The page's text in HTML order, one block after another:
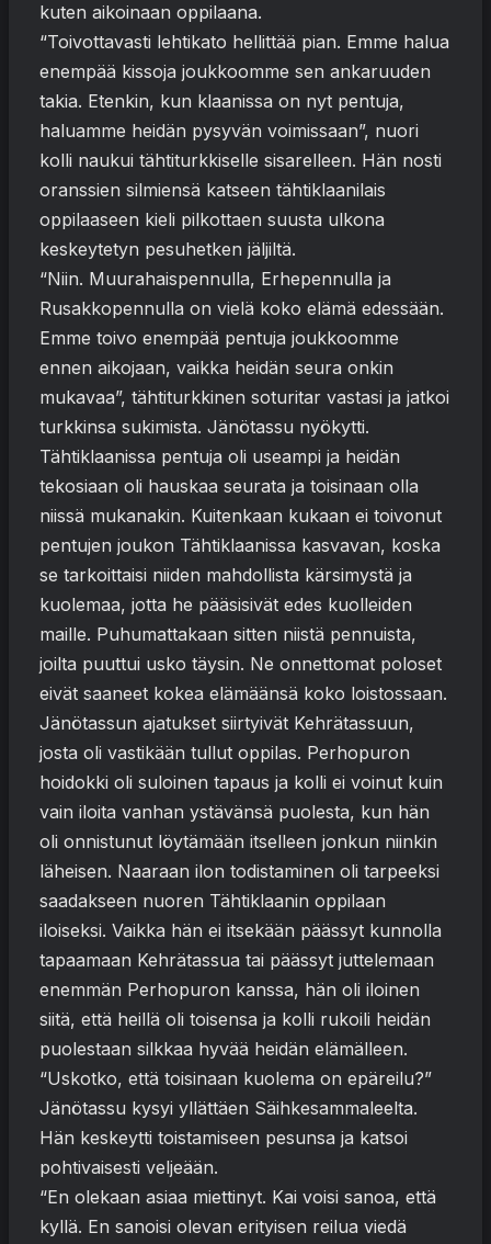
kuten aikoinaan oppilaana.
“Toivottavasti lehtikato hellittää pian. Emme halua
enempää kissoja joukkoomme sen ankaruuden
takia. Etenkin, kun klaanissa on nyt pentuja,
haluamme heidän pysyvän voimissaan”, nuori
kolli naukui tähtiturkkiselle sisarelleen. Hän nosti
oranssien silmiensä katseen tähtiklaanilais
oppilaaseen kieli pilkottaen suusta ulkona
keskeytetyn pesuhetken jäljiltä.
“Niin. Muurahaispennulla, Erhepennulla ja
Rusakkopennulla on vielä koko elämä edessään.
Emme toivo enempää pentuja joukkoomme
ennen aikojaan, vaikka heidän seura onkin
mukavaa”, tähtiturkkinen soturitar vastasi ja jatkoi
turkkinsa sukimista. Jänötassu nyökytti.
Tähtiklaanissa pentuja oli useampi ja heidän
tekosiaan oli hauskaa seurata ja toisinaan olla
niissä mukanakin. Kuitenkaan kukaan ei toivonut
pentujen joukon Tähtiklaanissa kasvavan, koska
se tarkoittaisi niiden mahdollista kärsimystä ja
kuolemaa, jotta he pääsisivät edes kuolleiden
maille. Puhumattakaan sitten niistä pennuista,
joilta puuttui usko täysin. Ne onnettomat poloset
eivät saaneet kokea elämäänsä koko loistossaan.
Jänötassun ajatukset siirtyivät Kehrätassuun,
josta oli vastikään tullut oppilas. Perhopuron
hoidokki oli suloinen tapaus ja kolli ei voinut kuin
vain iloita vanhan ystävänsä puolesta, kun hän
oli onnistunut löytämään itselleen jonkun niinkin
läheisen. Naaraan ilon todistaminen oli tarpeeksi
saadakseen nuoren Tähtiklaanin oppilaan
iloiseksi. Vaikka hän ei itsekään päässyt kunnolla
tapaamaan Kehrätassua tai päässyt juttelemaan
enemmän Perhopuron kanssa, hän oli iloinen
siitä, että heillä oli toisensa ja kolli rukoili heidän
puolestaan silkkaa hyvää heidän elämälleen.
“Uskotko, että toisinaan kuolema on epäreilu?”
Jänötassu kysyi yllättäen Säihkesammaleelta.
Hän keskeytti toistamiseen pesunsa ja katsoi
pohtivaisesti veljeään.
“En olekaan asiaa miettinyt. Kai voisi sanoa, että
kyllä. En sanoisi olevan erityisen reilua viedä